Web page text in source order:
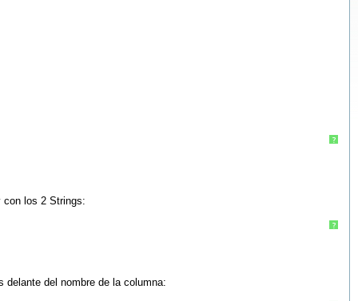
?
los 2 Strings:
?
delante del nombre de la columna: